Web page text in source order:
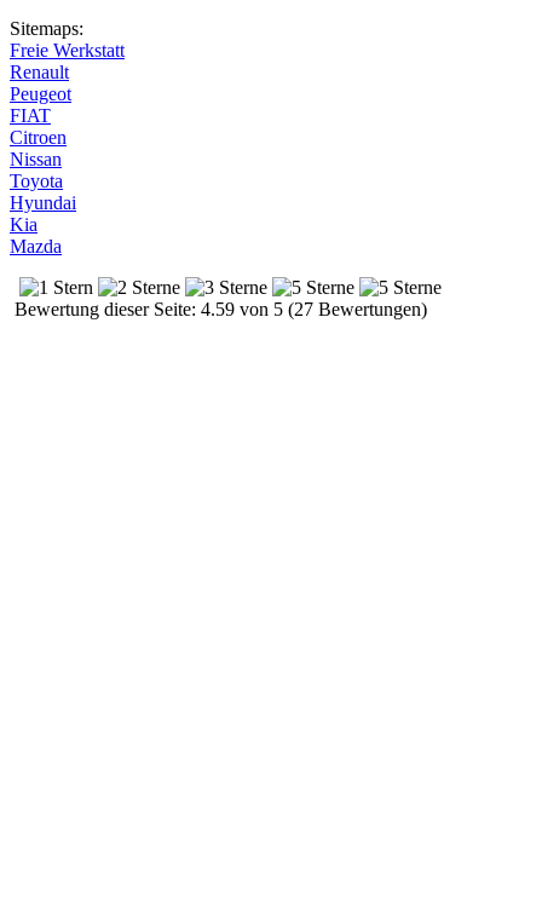
Sitemaps:
Freie Werkstatt
Renault
Peugeot
FIAT
Citroen
Nissan
Toyota
Hyundai
Kia
Mazda
Bewertung dieser Seite: 4.59 von 5 (27 Bewertungen)